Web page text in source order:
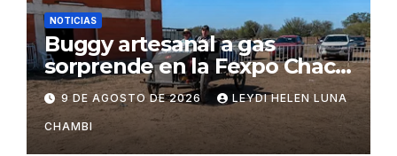
NOTICIAS
Buggy artesanal a gas
sorprende en la Fexpo Chaco
2026
9 DE AGOSTO DE 2026 LEYDI HELEN LUNA
CHAMBI